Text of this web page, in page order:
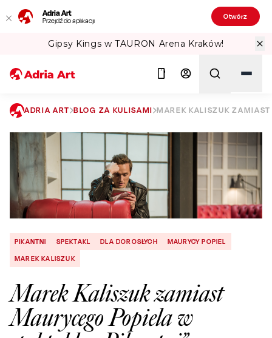
Adria Art
Przejdź do aplikacji Otwórz
Gipsy Kings w TAURON Arena Kraków!
Szukaj
ADRIA ART BLOG ZA KULISAMI MAREK KALISZUK ZAMIAST
PIKANTNI SPEKTAKL DLA DOROSŁYCH
MAURYCY POPIEL
MAREK KALISZUK
Marek Kaliszuk zamiast
Maurycego Popiela w